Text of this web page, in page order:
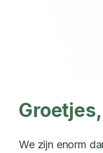
We zijn enorm